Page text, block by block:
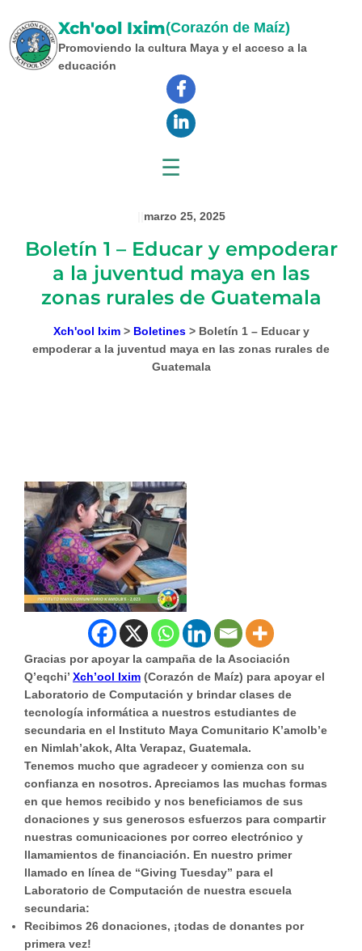
contenido
Xch'ool Ixim(Corazón de Maíz)
Promoviendo la cultura Maya y el acceso a la
educación
☰
marzo 25, 2025
Boletín 1 – Educar y empoderar
a la juventud maya en las
zonas rurales de Guatemala
Xch'ool Ixim> Boletines> Boletín 1 – Educar y
empoderar a la juventud maya en las zonas rurales de
Guatemala
Gracias por apoyar la campaña de la Asociación
Q’eqchi’ Xch’ool Ixim (Corazón de Maíz) para apoyar el
Laboratorio de Computación y brindar clases de
tecnología informática a nuestros estudiantes de
secundaria en el Instituto Maya Comunitario K’amolb’e
en Nimlah’akok, Alta Verapaz, Guatemala.
Tenemos mucho que agradecer y comienza con su
confianza en nosotros. Apreciamos las muchas formas
en que hemos recibido y nos beneficiamos de sus
donaciones y sus generosos esfuerzos para compartir
nuestras comunicaciones por correo electrónico y
llamamientos de financiación. En nuestro primer
llamado en línea de “Giving Tuesday” para el
Laboratorio de Computación de nuestra escuela
secundaria:
Recibimos 26 donaciones, ¡todas de donantes por
primera vez!